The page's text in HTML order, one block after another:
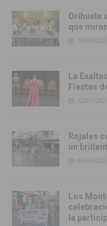
Orihuela
que
14/07/
La
Fiestas
12/07/
Rojales
un
06/07/
Los
la